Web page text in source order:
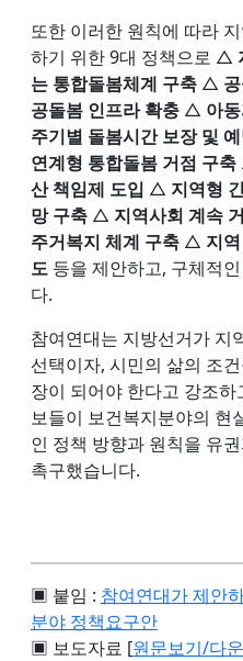
또한 이러한 원칙에 따라
하기 위한 9대 정책으로 △
는 통합돌봄체계 구축 △
공돌봄 인프라 확충 △ 아
주기별 돌봄시간 보장 및
연계형 통합돌봄 거점 구축
산 책임제 도입 △ 지역형
망 구축 △ 지역사회 계속
주거복지 체계 구축 △ 지
도 등을 제안하고, 구체적
다.
참여연대는 지방선거가 지
선택이자, 시민의 삶의 조
장이 되어야 한다고 강조
보들이 보건복지분야의 현
인 정책 방향과 원칙을 유
촉구했습니다.
▣ 붙임 : 참여연대가 제안
분야 정책요구안
▣ 보도자료 [원문보기/다